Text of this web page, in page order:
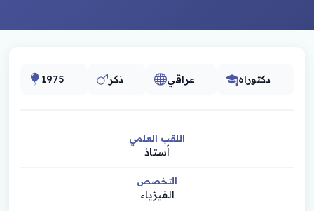
1975 ذكر عراقي دكتوراه
اللقب العلمي
أستاذ
التخصص
الفيزياء